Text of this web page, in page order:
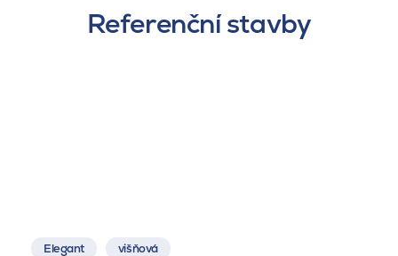
Referenční stavby
Elegant višňová